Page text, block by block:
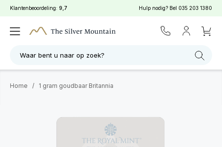
Klantenbeoordeling: 9,7 Hulp nodig? Bel 035 203 1380
Waar bent u naar op zoek?
Home / 1 gram goudbaar Britannia